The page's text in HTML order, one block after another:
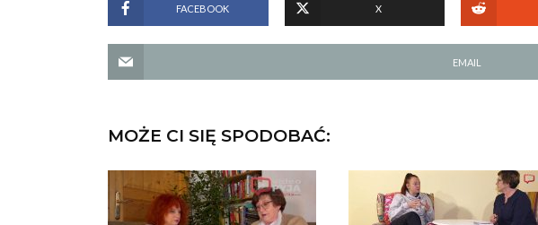
FACEBOOK X
EMAIL
MOŻE CI SIĘ SPODOBAĆ: